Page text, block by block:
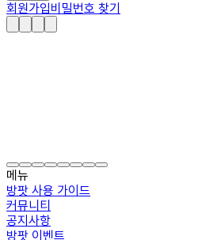
회원가입비밀번호 찾기
메뉴
방팟 사용 가이드
커뮤니티
공지사항
방팟 이벤트